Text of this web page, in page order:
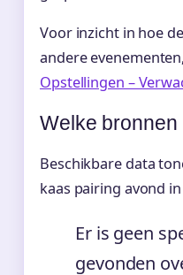
Voor inzicht in hoe
andere
Opstellingen –
Welke
Beschikbare data
kaas pairing avond
Er is geen
gevonden